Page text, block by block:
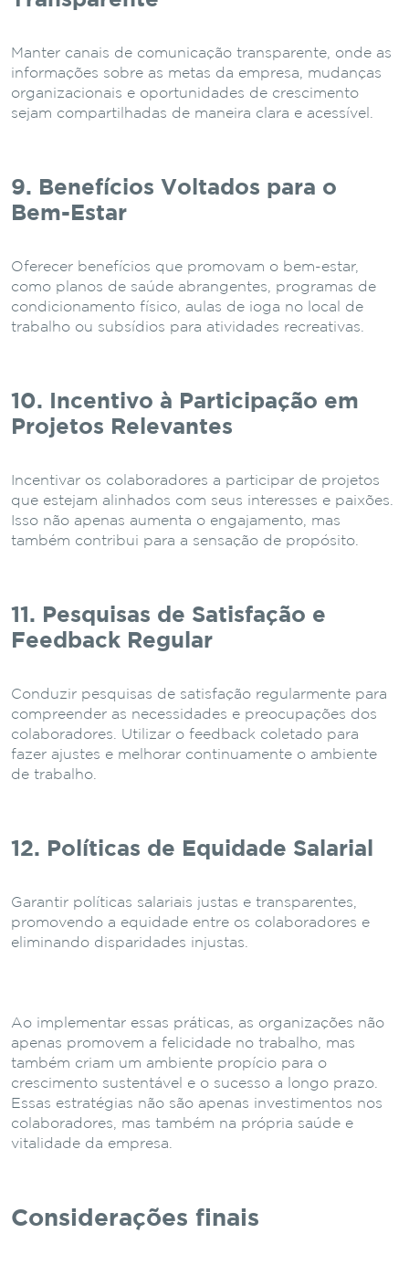
Manter canais de comunicação transparente, onde as
informações sobre as metas da empresa, mudanças
organizacionais e oportunidades de crescimento
sejam compartilhadas de maneira clara e acessível.
9. Benefícios Voltados para o
Bem-Estar
Oferecer benefícios que promovam o bem-estar,
como planos de saúde abrangentes, programas de
condicionamento físico, aulas de ioga no local de
trabalho ou subsídios para atividades recreativas.
10. Incentivo à Participação em
Projetos Relevantes
Incentivar os colaboradores a participar de projetos
que estejam alinhados com seus interesses e paixões.
Isso não apenas aumenta o engajamento, mas
também contribui para a sensação de propósito.
11. Pesquisas de Satisfação e
Feedback Regular
Conduzir pesquisas de satisfação regularmente para
compreender as necessidades e preocupações dos
colaboradores. Utilizar o feedback coletado para
fazer ajustes e melhorar continuamente o ambiente
de trabalho.
12. Políticas de Equidade Salarial
Garantir políticas salariais justas e transparentes,
promovendo a equidade entre os colaboradores e
eliminando disparidades injustas.
Ao implementar essas práticas, as organizações não
apenas promovem a felicidade no trabalho, mas
também criam um ambiente propício para o
crescimento sustentável e o sucesso a longo prazo.
Essas estratégias não são apenas investimentos nos
colaboradores, mas também na própria saúde e
vitalidade da empresa.
Considerações finais